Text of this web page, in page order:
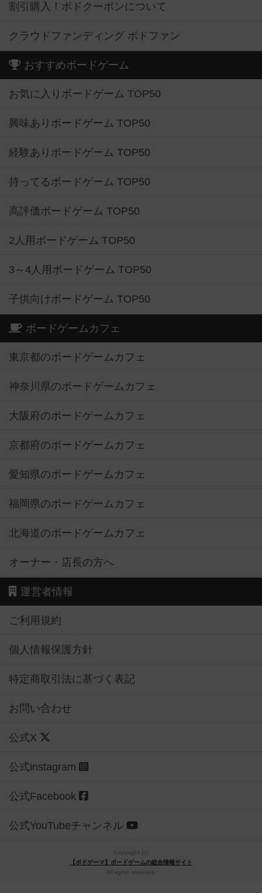
割引購入！ボドクーポンについて
クラウドファンディング ボドファン
おすすめボードゲーム
お気に入りボードゲーム TOP50
興味ありボードゲーム TOP50
経験ありボードゲーム TOP50
持ってるボードゲーム TOP50
高評価ボードゲーム TOP50
2人用ボードゲーム TOP50
3～4人用ボードゲーム TOP50
子供向けボードゲーム TOP50
ボードゲームカフェ
東京都のボードゲームカフェ
神奈川県のボードゲームカフェ
大阪府のボードゲームカフェ
京都府のボードゲームカフェ
愛知県のボードゲームカフェ
福岡県のボードゲームカフェ
北海道のボードゲームカフェ
オーナー・店長の方へ
運営者情報
ご利用規約
個人情報保護方針
特定商取引法に基づく表記
お問い合わせ
公式X
公式instagram
公式Facebook
公式YouTubeチャンネル
Copyright (c)
【ボドゲーマ】ボードゲームの総合情報サイト
All rights reserved.